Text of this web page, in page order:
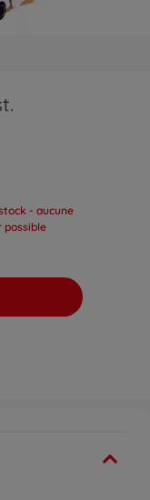
- aucune
possible